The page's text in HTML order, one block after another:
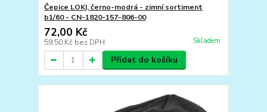
Čepice LOKI, černo-modrá - zimní sortiment
b1/60 - CN-1820-157-806-00
72,00 Kč
59,50 Kč bez DPH Skladem
Přidat do košíku